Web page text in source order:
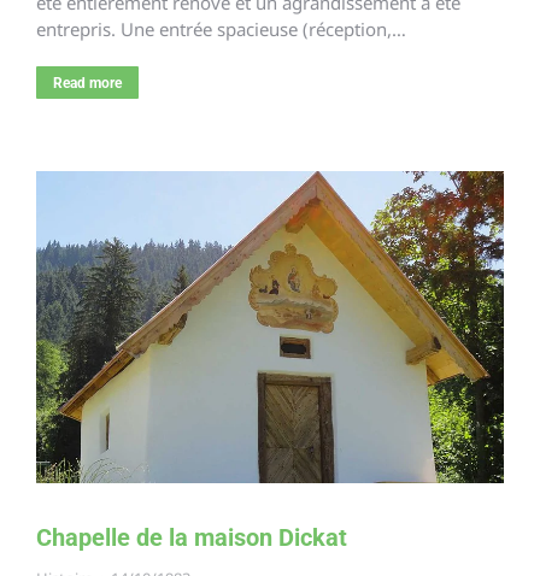
entrepris. Une entrée spacieuse (réception,…
Read more
Chapelle de la maison Dickat